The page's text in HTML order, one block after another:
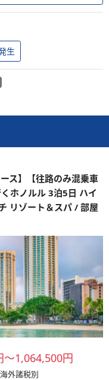
生
ス】【往路のみ混乗車
ホノルル 3泊5日 ハイ
リゾート＆スパ / 部屋
～1,064,500円
外諸税別